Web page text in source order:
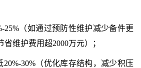
25%（如通过预防性维护减少备件更
维护费用超2000万元）；
20%-30%（优化库存结构，减少积压